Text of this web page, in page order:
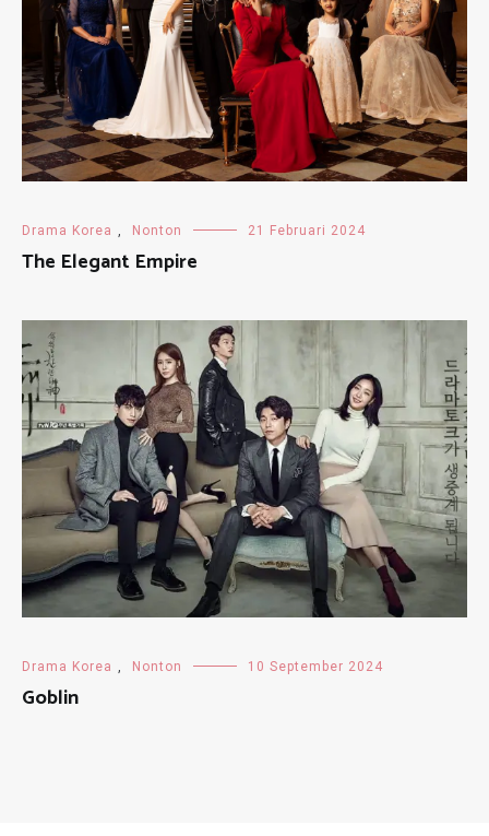
Drama Korea , Nonton 21 Februari 2024
The Elegant Empire
Drama Korea , Nonton 10 September 2024
Goblin